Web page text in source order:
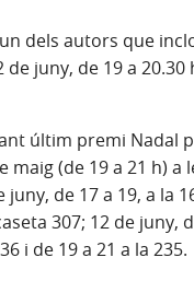
dels autors que
juny, de 19 a 20.30
últim premi Nadal
maig (de 19 a 21 h) a
juny, de 17 a 19, a la
307; 12 de juny,
i de 19 a 21 a la 235.